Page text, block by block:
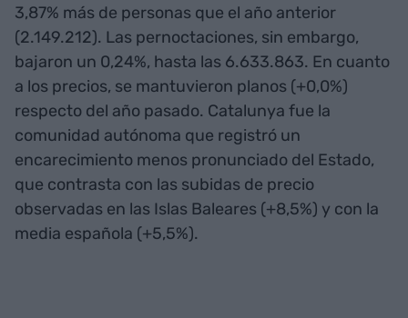
3,87% más de personas que el año anterior
(2.149.212). Las pernoctaciones, sin embargo,
bajaron un 0,24%, hasta las 6.633.863. En cuanto
a los precios, se mantuvieron planos (+0,0%)
respecto del año pasado. Catalunya fue la
comunidad autónoma que registró un
encarecimiento menos pronunciado del Estado,
que contrasta con las subidas de precio
observadas en las Islas Baleares (+8,5%) y con la
media española (+5,5%).